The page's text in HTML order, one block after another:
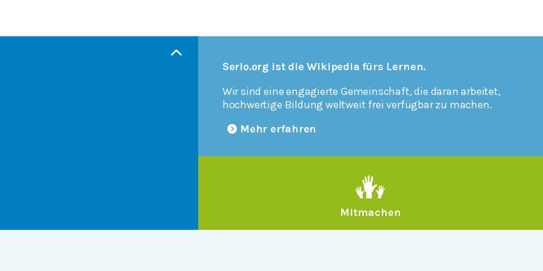
Serlo.org ist die Wikipedia fürs Lernen.
Wir sind eine engagierte Gemeinschaft, die daran arbeitet,
hochwertige Bildung weltweit frei verfügbar zu machen.
Mehr erfahren
Mitmachen